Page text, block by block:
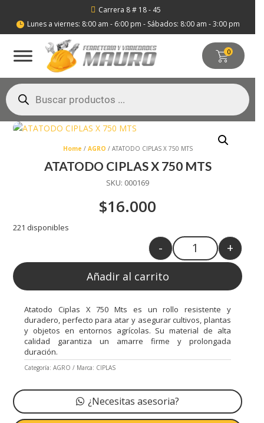
 Carrera 8 # 18 - 45
 Lunes a viernes: 8:00 am - 6:00 pm - Sábados: 8:00 am - 3:00 pm
0
Búsqueda
de
productos
Home / AGRO / ATATODO CIPLAS X 750 MTS
ATATODO CIPLAS X 750 MTS
SKU: 000169
$16.000
221 disponibles
Quantity
- +
Añadir al carrito
Atatodo Ciplas X 750 Mts es un rollo resistente y
duradero, perfecto para atar y asegurar cultivos, plantas
y objetos en entornos agrícolas. Su material de alta
calidad garantiza un amarre firme y prolongada
duración.
Categoría:AGRO Marca: CIPLAS
¿Necesitas asesoria?